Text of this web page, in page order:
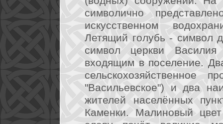
символично
искусственном
Летящий голубь - символ
символ церкви
входящим в поселение.
сельскохозяйственное
"Васильевское") и два
жителей населённых
Каменки. Малиновый